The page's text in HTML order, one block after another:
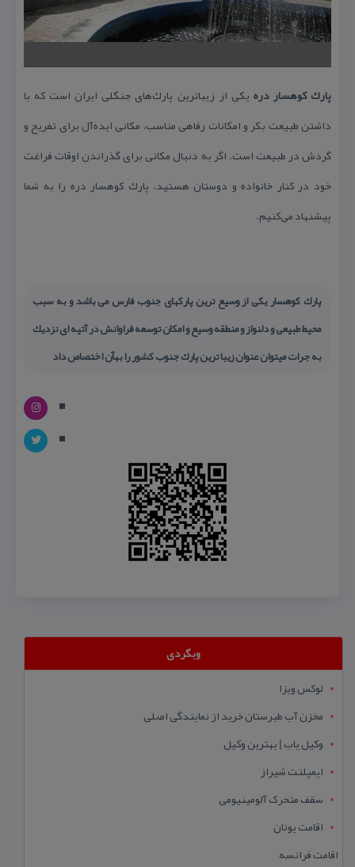
پارك كوهسار درهیكی از زیباترین پارك‌های جنگلی ایران است كه با
داشتن طبیعت بكر و امكانات رفاهی مناسب، مكانی ایده‌آل برای تفریح و
گردش در طبیعت است. اگر به دنبال مكانی برای گذراندن اوقات فراغت
خود در كنار خانواده و دوستان هستید، پارك كوهسار دره را به شما
پیشنهاد می‌كنیم.
پارك كوهسار یكی از وسیع ترین پاركهای جنوب فارس می باشد و به سبب
محیط طبیعی و دلنواز و منطقه وسیع و امكان توسعه فراوانش در آتیه ای نزدیك
به جرات میتوان عنوان زیبا ترین پارك جنوب كشور را بهآن اختصاص داد
وبگردی
لوکس ویزا
مخزن آب طبرستان خرید از نمایندگی اصلی
وکیل یاب | بهترین وکیل
ایمپلنت شیراز
سقف متحرک آلومینیومی
اقامت یونان
اقامت فرانسه